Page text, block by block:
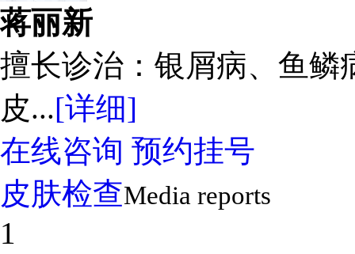
蒋丽新
擅长诊治：银屑病、鱼鳞
皮...[详细]
在线咨询 预约挂号
皮肤检查Media reports
1